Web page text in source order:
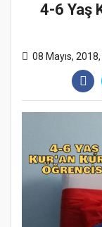
4-6 Yaş
08 Mayıs, 2018,